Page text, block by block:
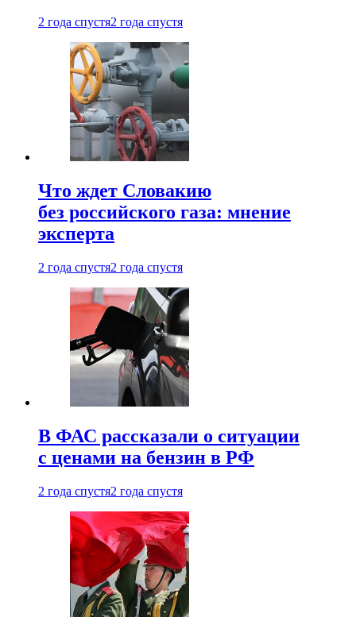
2 года спустя2 года спустя
Что ждет Словакию
без российского газа: мнение
эксперта
2 года спустя2 года спустя
В ФАС рассказали о ситуации
с ценами на бензин в РФ
2 года спустя2 года спустя